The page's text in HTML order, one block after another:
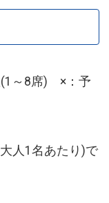
～8席) ×：予
人1名あたり)で